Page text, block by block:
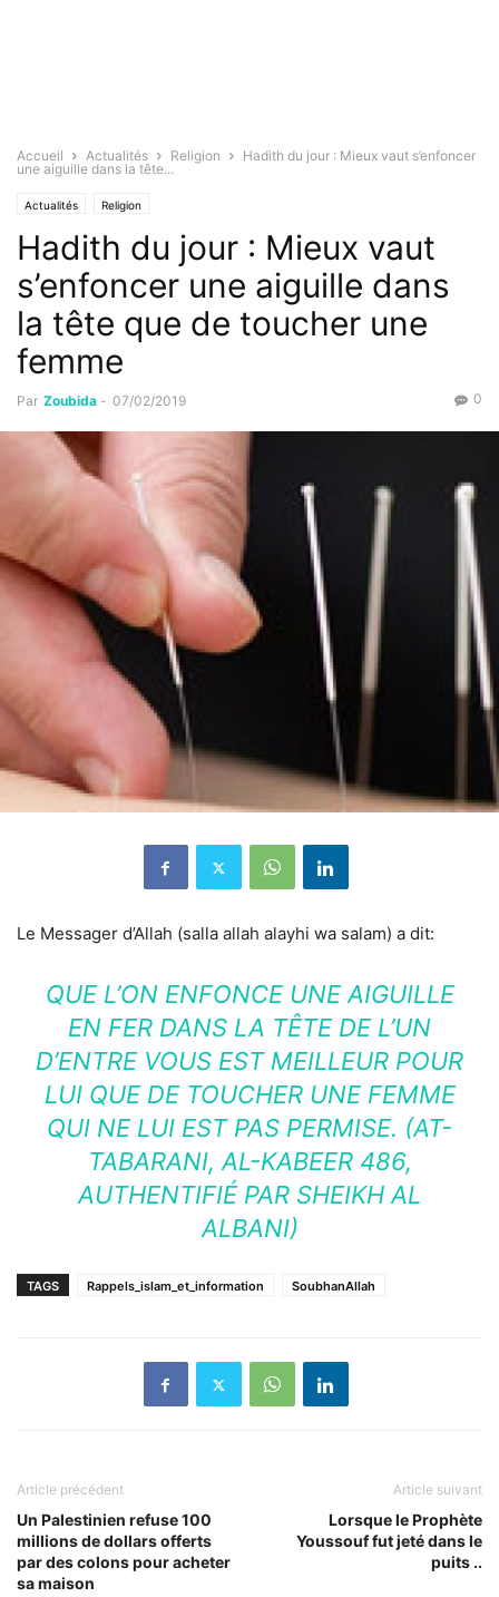
Accueil Actualités Religion
Hadith du jour : Mieux vaut s’enfoncer
une aiguille dans la tête...
Actualités Religion
Hadith du jour : Mieux vaut
s’enfoncer une aiguille dans
la tête que de toucher une
femme
Par Zoubida - 07/02/2019 0
Le Messager d’Allah (salla allah alayhi wa salam) a dit:
QUE L’ON ENFONCE UNE AIGUILLE
EN FER DANS LA TÊTE DE L’UN
D’ENTRE VOUS EST MEILLEUR POUR
LUI QUE DE TOUCHER UNE FEMME
QUI NE LUI EST PAS PERMISE. (AT-
TABARANI, AL-KABEER 486,
AUTHENTIFIÉ PAR SHEIKH AL
ALBANI)
TAGS Rappels_islam_et_information SoubhanAllah
Article précédent
Un Palestinien refuse 100
millions de dollars offerts
par des colons pour acheter
sa maison
Article suivant
Lorsque le Prophète
Youssouf fut jeté dans le
puits ..